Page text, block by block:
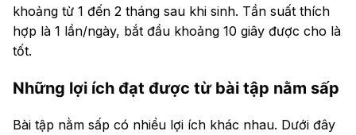
khoảng từ 1 đến 2 tháng sau khi sinh. Tần suất thích
hợp là 1 lần/ngày, bắt đầu khoảng 10 giây được cho là
tốt.
Những lợi ích đạt được từ bài tập nằm sấp
Bài tập nằm sấp có nhiều lợi ích khác nhau. Dưới đây